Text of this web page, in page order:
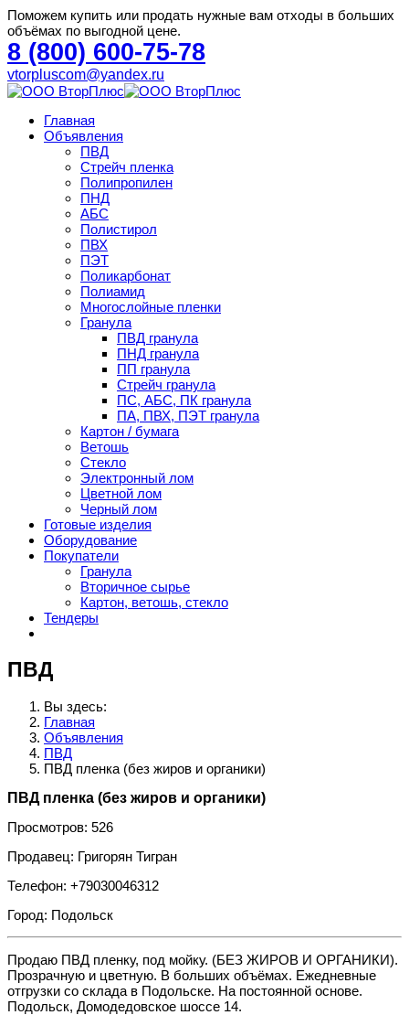
Поможем купить или продать нужные вам отходы в больших
объёмах по выгодной цене.
8 (800) 600-75-78
vtorpluscom@yandex.ru
Главная
Объявления
ПВД
Стрейч пленка
Полипропилен
ПНД
АБС
Полистирол
ПВХ
ПЭТ
Поликарбонат
Полиамид
Многослойные пленки
Гранула
ПВД гранула
ПНД гранула
ПП гранула
Стрейч гранула
ПС, АБС, ПК гранула
ПА, ПВХ, ПЭТ гранула
Картон / бумага
Ветошь
Стекло
Электронный лом
Цветной лом
Черный лом
Готовые изделия
Оборудование
Покупатели
Гранула
Вторичное сырье
Картон, ветошь, стекло
Тендеры
ПВД
Вы здесь:
Главная
Объявления
ПВД
ПВД пленка (без жиров и органики)
ПВД пленка (без жиров и органики)
Просмотров: 526
Продавец: Григорян Тигран
Телефон: +79030046312
Город: Подольск
Продаю ПВД пленку, под мойку. (БЕЗ ЖИРОВ И ОРГАНИКИ).
Прозрачную и цветную. В больших объёмах. Ежедневные
отгрузки со склада в Подольске. На постоянной основе.
Подольск, Домодедовское шоссе 14.